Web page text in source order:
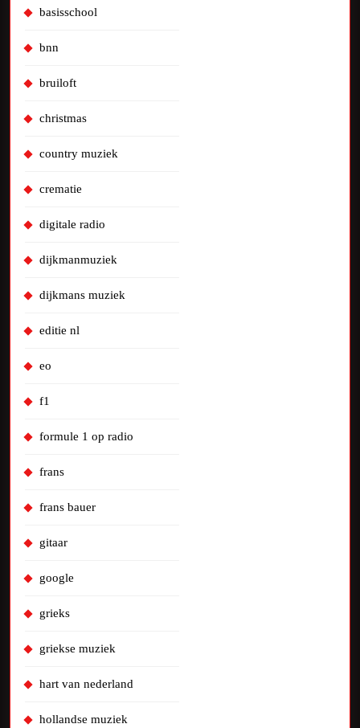
basisschool
bnn
bruiloft
christmas
country muziek
crematie
digitale radio
dijkmanmuziek
dijkmans muziek
editie nl
eo
f1
formule 1 op radio
frans
frans bauer
gitaar
google
grieks
griekse muziek
hart van nederland
hollandse muziek